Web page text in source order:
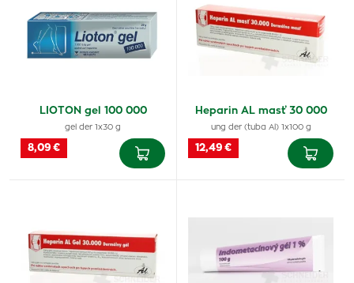
LIOTON gel 100 000
gel der 1x30 g
8,09 €
Heparin AL masť 30 000
ung der (tuba Al) 1x100 g
12,49 €